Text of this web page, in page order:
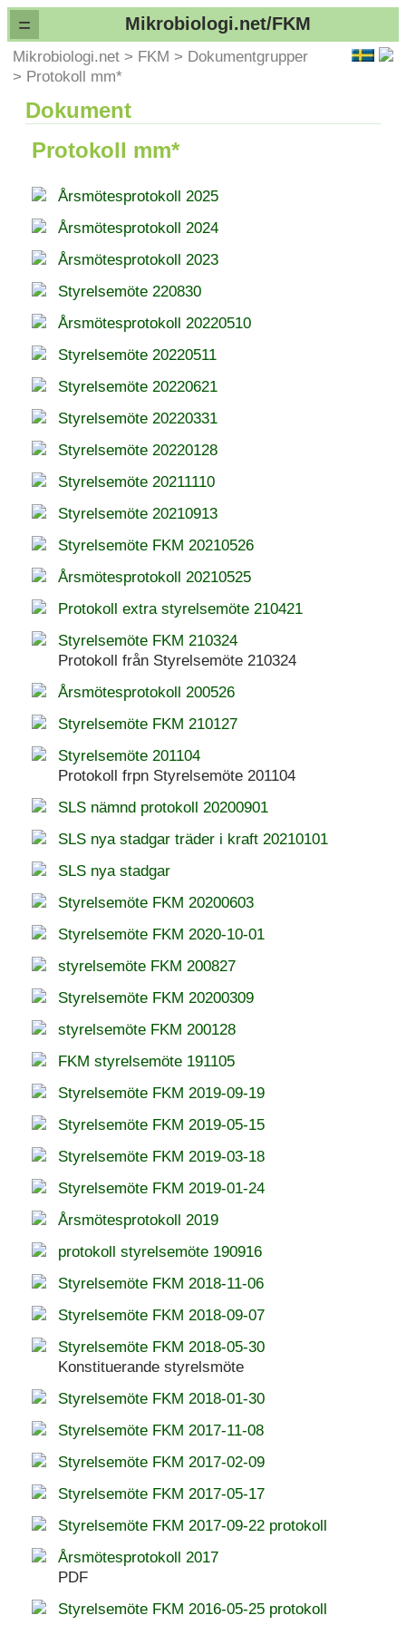
= Mikrobiologi.net/FKM
Mikrobiologi.net > FKM > Dokumentgrupper
> Protokoll mm*
Dokument
Protokoll mm*
Årsmötesprotokoll 2025
Årsmötesprotokoll 2024
Årsmötesprotokoll 2023
Styrelsemöte 220830
Årsmötesprotokoll 20220510
Styrelsemöte 20220511
Styrelsemöte 20220621
Styrelsemöte 20220331
Styrelsemöte 20220128
Styrelsemöte 20211110
Styrelsemöte 20210913
Styrelsemöte FKM 20210526
Årsmötesprotokoll 20210525
Protokoll extra styrelsemöte 210421
Styrelsemöte FKM 210324
Protokoll från Styrelsemöte 210324
Årsmötesprotokoll 200526
Styrelsemöte FKM 210127
Styrelsemöte 201104
Protokoll frpn Styrelsemöte 201104
SLS nämnd protokoll 20200901
SLS nya stadgar träder i kraft 20210101
SLS nya stadgar
Styrelsemöte FKM 20200603
Styrelsemöte FKM 2020-10-01
styrelsemöte FKM 200827
Styrelsemöte FKM 20200309
styrelsemöte FKM 200128
FKM styrelsemöte 191105
Styrelsemöte FKM 2019-09-19
Styrelsemöte FKM 2019-05-15
Styrelsemöte FKM 2019-03-18
Styrelsemöte FKM 2019-01-24
Årsmötesprotokoll 2019
protokoll styrelsemöte 190916
Styrelsemöte FKM 2018-11-06
Styrelsemöte FKM 2018-09-07
Styrelsemöte FKM 2018-05-30
Konstituerande styrelsmöte
Styrelsemöte FKM 2018-01-30
Styrelsemöte FKM 2017-11-08
Styrelsemöte FKM 2017-02-09
Styrelsemöte FKM 2017-05-17
Styrelsemöte FKM 2017-09-22 protokoll
Årsmötesprotokoll 2017
PDF
Styrelsemöte FKM 2016-05-25 protokoll